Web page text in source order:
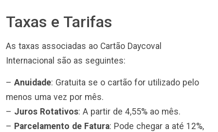
Taxas e Tarifas
As taxas associadas ao Cartão Daycoval
Internacional são as seguintes:
– Anuidade: Gratuita se o cartão for utilizado pelo
menos uma vez por mês.
– Juros Rotativos: A partir de 4,55% ao mês.
– Parcelamento de Fatura: Pode chegar a até 12%,